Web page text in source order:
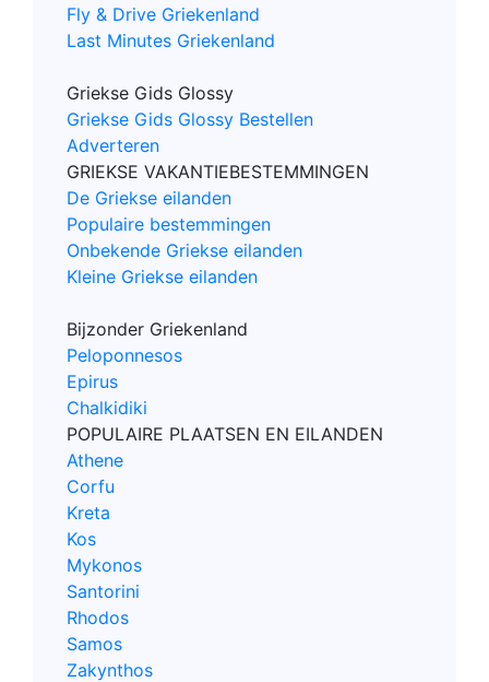
Fly & Drive Griekenland
Last Minutes Griekenland
Griekse Gids Glossy
Griekse Gids Glossy Bestellen
Adverteren
GRIEKSE VAKANTIEBESTEMMINGEN
De Griekse eilanden
Populaire bestemmingen
Onbekende Griekse eilanden
Kleine Griekse eilanden
Bijzonder Griekenland
Peloponnesos
Epirus
Chalkidiki
POPULAIRE PLAATSEN EN EILANDEN
Athene
Corfu
Kreta
Kos
Mykonos
Santorini
Rhodos
Samos
Zakynthos